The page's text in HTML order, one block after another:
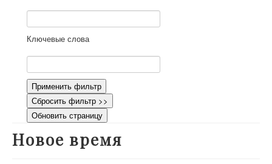
Как работать с сайтом
Контакты
Ключевые слова
Применить фильтр
Сбросить фильтр >>
Обновить страницу
Новое время